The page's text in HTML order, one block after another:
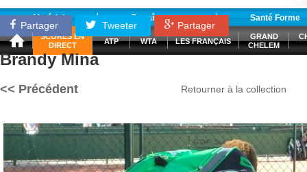
Matériel Entraînement Santé Forme
SCORES EN
DIRECT
ATP WTA LES FRANÇAIS
GRAND
CHELEM
Partager Tweeter Partager
Brandy Mina
<< Précédent Retourner à la collection